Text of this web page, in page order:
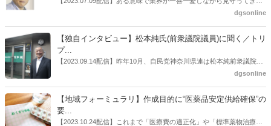
厚労省「医薬品の迅速・安定供給実現に向けた総合対策に関する有識
書がとりまとめられた。ドラビズon-lineでは検討会を総括する目的で
厚労省医政局医薬産業振興・医療情報企画課長（医薬産業振興・医療
情報企画課セルフケア・セルフメディケーション推進室長併任）安藤
公一氏や青山学院大学名誉教授の三村優美子氏、 日本保険薬局協会医
dgsonline
【独自インタビュー】松本純氏(前衆議院議員)に聞く／トリ
プ...
【2023.09.14配信】昨年10月、自民党神奈川県連は松本純前衆議院議
員を「自民党神奈川1区」（横浜市中区・磯子区・金沢区）の支部長
候補の前提となるもの。薬剤師に関わる政策に広く・深く関わってき
た同氏の復活に向けた薬剤師業界の期待には熱いものがある。不透明
感の払拭できない医療・介護・障害者サービスのトリプル改定等へ
dgsonline
【地域フォーミュラリ】作成目的に“医薬品安定供給確保”の
要...
【2023.10.24配信】これまで「医療費の適正化」や「標準薬物治療の